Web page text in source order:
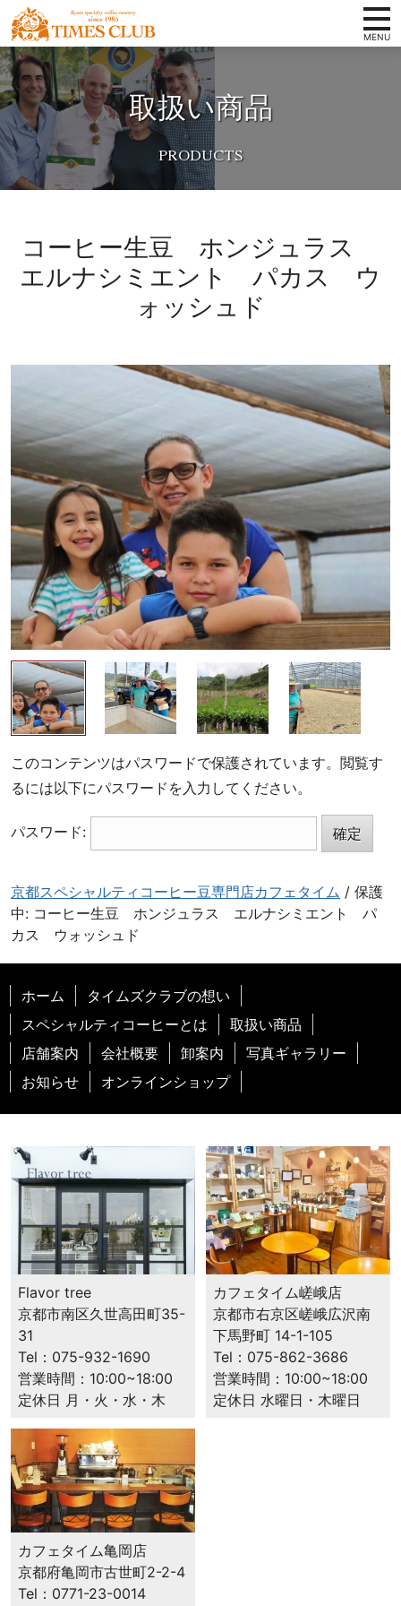
コンテンツへ
ナビゲーションへ
ホームへ
ホーム
タイムズクラブの想い
スペシャルティコーヒーとは
取扱い商品
会社概要
卸案内
京
都
ス
ペ
シ
ャ
ー
カ
ェ
タ
イ
ム
お
し
い
コ
ー
ヒ
ー
で
生
産
と
様
を
幸
す
る
ペ
シ
テ
ィ
コ
ー
ヒ
ー
豆
専
門
店
取扱い商品
コーヒー生豆 ホンジュラス
エルナシミエント パカス ウ
ォッシュド
このコンテンツはパスワードで保護されています。閲覧す
るには以下にパスワードを入力してください。
パスワード:
京都スペシャルティコーヒー豆専門店カフェタイム / 保護
中: コーヒー生豆 ホンジュラス エルナシミエント パ
カス ウォッシュド
ホーム
タイムズクラブの想い
スペシャルティコーヒーとは
取扱い商品
店舗案内
会社概要 卸案内
写真ギャラリー
お知らせ
オンラインショップ
Flavor tree
京都市南区久世高田町35-
31
Tel：075-932-1690
営業時間：10:00~18:00
定休日 月・火・水・木
カフェタイム嵯峨店
京都市右京区嵯峨広沢南
下馬野町 14-1-105
Tel：075-862-3686
営業時間：10:00~18:00
定休日 水曜日・木曜日
カフェタイム⻲岡店
京都府⻲岡市古世町2-2-4
Tel：0771-23-0014